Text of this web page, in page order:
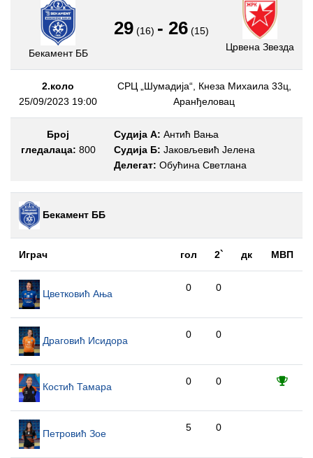
Бекамент ББ
29 (16) - 26 (15)
Црвена Звезда
2.коло
25/09/2023 19:00
СРЦ „Шумадија“, Кнеза Михаила 33ц,
Аранђеловац
Број
гледалаца: 800
Судија А: Антић Вања
Судија Б: Јаковљевић Јелена
Делегат: Обућина Светлана
Бекамент ББ
Играч гол 2` дк МВП
Цветковић Ања
0 0
Драговић Исидора
0 0
Костић Тамара
0 0
Петровић Зое
5 0